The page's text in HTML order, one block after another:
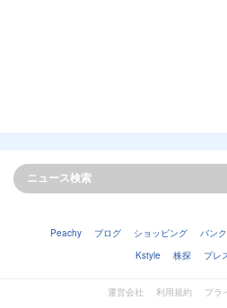
Peachy ブログ ショッピング バンク
Kstyle
株探 プレ
運営会社 利用規約
プラ